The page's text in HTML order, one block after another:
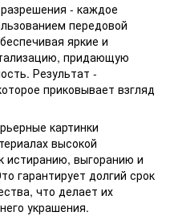
- каждое
передовой
яркие и
придающую
Результат -
приковывает взгляд
картинки
высокой
истиранию, выгоранию и
гарантирует долгий срок
что делает их
украшения.